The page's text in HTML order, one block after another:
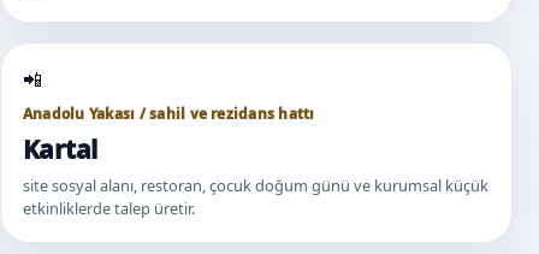
Anadolu Yakası / sahil ve rezidans hattı
Kartal
site sosyal alanı, restoran, çocuk doğum günü ve kurumsal küçük
etkinliklerde talep üretir.